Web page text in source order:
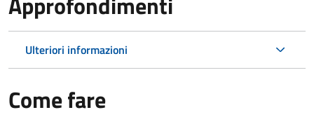
Ulteriori informazioni
Come fare